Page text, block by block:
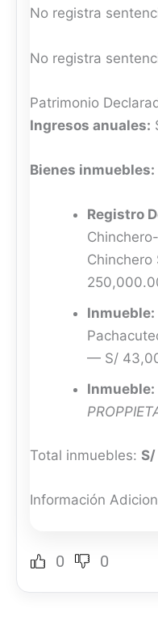
No registra
No registra
Patrimonio
Ingresos anuales:
Bienes inmuebles:
Registro
Inmueble:
— S/
Inmueble:
Total inmuebles:
Información
0 0